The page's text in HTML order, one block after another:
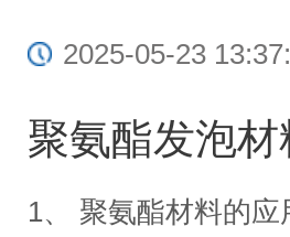
2025-05-23
聚氨酯发泡
1、 聚氨酯材料的